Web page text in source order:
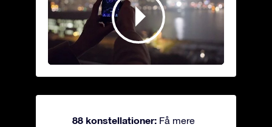
88 konstellationer: Få mere